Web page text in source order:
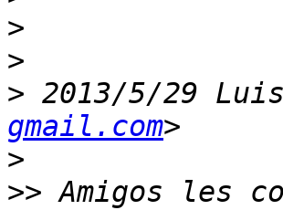
>
>
> 2013/5/29
gmail.com
>
>> Amigos les